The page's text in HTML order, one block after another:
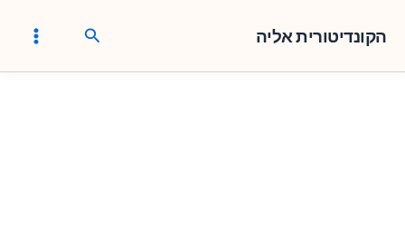
לתוכןהקונדיטורית אליה חיפוש